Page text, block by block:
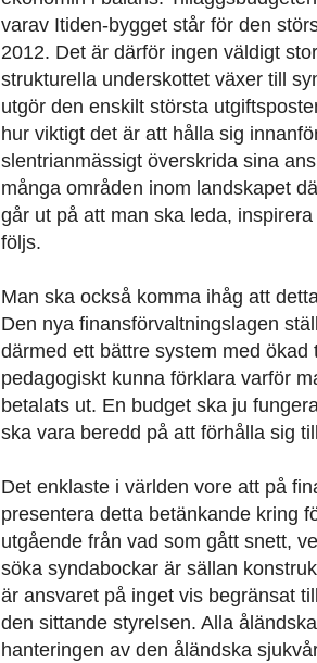
varav Itiden-bygget står för den
2012. Det är därför ingen väldigt
strukturella underskottet växer till
utgör den enskilt största
hur viktigt det är att hålla sig
slentrianmässigt överskrida sina
många områden inom landskapet
går ut på att man ska leda,
följs.
Man ska också komma ihåg att
Den nya finansförvaltningslagen
därmed ett bättre system med
pedagogiskt kunna förklara varför
betalats ut. En budget ska ju
ska vara beredd på att förhålla sig
Det enklaste i världen vore att på
presentera detta betänkande kring
utgående från vad som gått snett,
söka syndabockar är sällan
är ansvaret på inget vis begränsat
den sittande styrelsen. Alla
hanteringen av den åländska